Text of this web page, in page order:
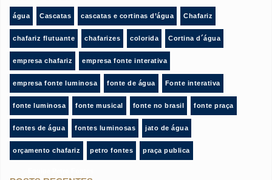
água Cascatas cascatas e cortinas d’água Chafariz
chafariz flutuante chafarizes colorida Cortina d´água
empresa chafariz empresa fonte interativa
empresa fonte luminosa fonte de água Fonte interativa
fonte luminosa fonte musical fonte no brasil fonte praça
fontes de água fontes luminosas jato de água
orçamento chafariz petro fontes praça publica